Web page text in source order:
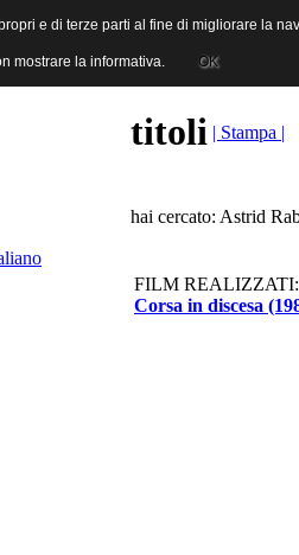
Industrie Cinematografiche
titoli | Stampa |
hai cercato: Astrid
FILM REALIZZATI:
Corsa in discesa
e di terze parti al fine di migliorare la
mostrare la informativa. OK
e di terze parti al fine di migliorare la
mostrare la informativa. OK